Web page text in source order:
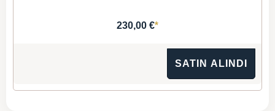
230,00 €*
SATIN ALINDI